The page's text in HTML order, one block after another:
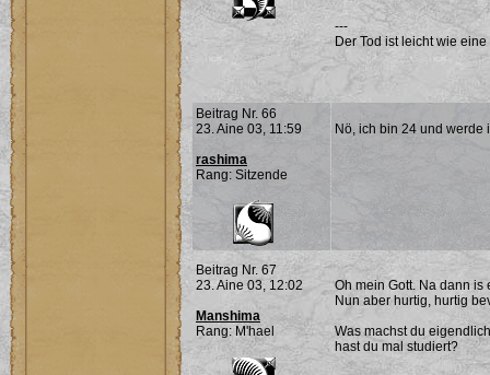
---
Der Tod ist leicht wie
Beitrag Nr. 66
23. Aine 03, 11:59
rashima
Rang: Sitzende
Nö, ich bin 24 und werde
Beitrag Nr. 67
23. Aine 03, 12:02
Manshima
Rang: M'hael
Oh mein Gott. Na dann is
Nun aber hurtig, hurtig
Was machst du
hast du mal studiert?